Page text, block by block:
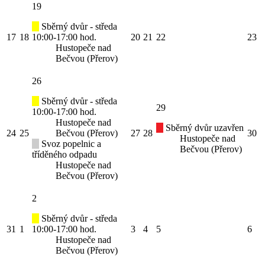
17 18
19
Sběrný dvůr - středa
10:00-17:00 hod.
Hustopeče nad
Bečvou (Přerov)
20 21 22 23
24 25
26
Sběrný dvůr - středa
10:00-17:00 hod.
Hustopeče nad
Bečvou (Přerov)
Svoz popelnic a
tříděného odpadu
Hustopeče nad
Bečvou (Přerov)
27 28
29
Sběrný dvůr uzavřen
Hustopeče nad
Bečvou (Přerov)
30
31 1
2
Sběrný dvůr - středa
10:00-17:00 hod.
Hustopeče nad
Bečvou (Přerov)
3 4 5 6